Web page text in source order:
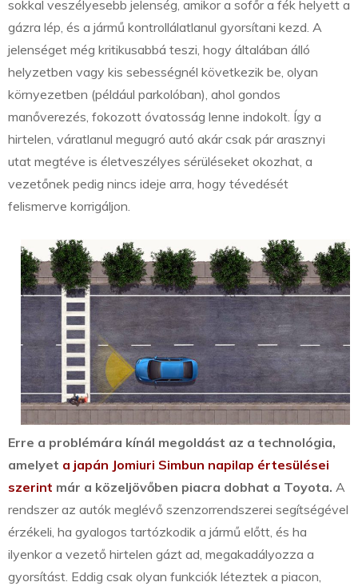
sokkal veszélyesebb jelenség, amikor a sofőr a fék helyett a
gázra lép, és a jármű kontrollálatlanul gyorsítani kezd. A
jelenséget még kritikusabbá teszi, hogy általában álló
helyzetben vagy kis sebességnél következik be, olyan
környezetben (például parkolóban), ahol gondos
manőverezés, fokozott óvatosság lenne indokolt. Így a
hirtelen, váratlanul megugró autó akár csak pár arasznyi
utat megtéve is életveszélyes sérüléseket okozhat, a
vezetőnek pedig nincs ideje arra, hogy tévedését
felismerve korrigáljon.
Erre a problémára kínál megoldást az a technológia,
amelyet a japán Jomiuri Simbun napilap értesülései
szerint már a közeljövőben piacra dobhat a Toyota. A
rendszer az autók meglévő szenzorrendszerei segítségével
érzékeli, ha gyalogos tartózkodik a jármű előtt, és ha
ilyenkor a vezető hirtelen gázt ad, megakadályozza a
gyorsítást. Eddig csak olyan funkciók léteztek a piacon,